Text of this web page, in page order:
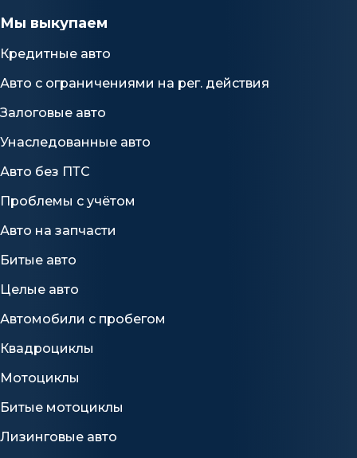
Мы выкупаем
Кредитные авто
Авто с ограничениями на рег. действия
Залоговые авто
Унаследованные авто
Авто без ПТС
Проблемы с учётом
Авто на запчасти
Битые авто
Целые авто
Автомобили с пробегом
Квадроциклы
Мотоциклы
Битые мотоциклы
Лизинговые авто